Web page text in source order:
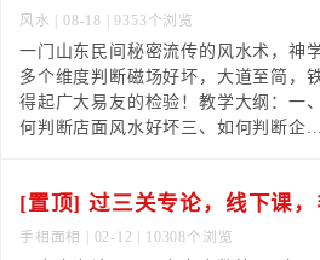
风水 | 08-18 | 9353个浏览
一门山东民间秘密流传的风水术，神
多个维度判断磁场好坏，大道至简，
得起广大易友的检验！教学大纲：一
何判断店面风水好坏三、如何判断企...
[置顶] 过三关专论，线下课
手相面相 | 02-12 | 10308个浏览